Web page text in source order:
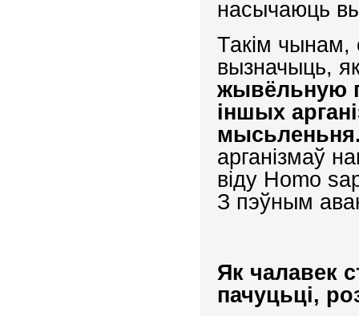
насычаюць
Такім
вызначыць,
жывёльную
іншых
арганізмаў
віду Homo
З пэўным
Як чалавек
пачуцьці,